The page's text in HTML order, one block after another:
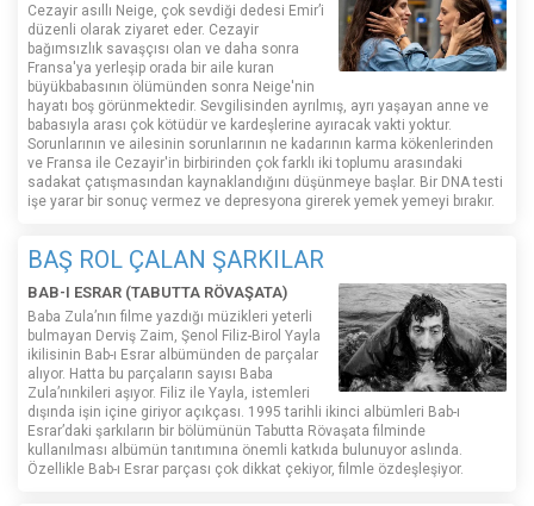
Cezayir asıllı Neige, çok sevdiği dedesi Emir’i
düzenli olarak ziyaret eder. Cezayir
bağımsızlık savaşçısı olan ve daha sonra
Fransa'ya yerleşip orada bir aile kuran
büyükbabasının ölümünden sonra Neige'nin
hayatı boş görünmektedir. Sevgilisinden ayrılmış, ayrı yaşayan anne ve
babasıyla arası çok kötüdür ve kardeşlerine ayıracak vakti yoktur.
Sorunlarının ve ailesinin sorunlarının ne kadarının karma kökenlerinden
ve Fransa ile Cezayir'in birbirinden çok farklı iki toplumu arasındaki
sadakat çatışmasından kaynaklandığını düşünmeye başlar. Bir DNA testi
işe yarar bir sonuç vermez ve depresyona girerek yemek yemeyi bırakır.
BAŞ ROL ÇALAN ŞARKILAR
BAB-I ESRAR (TABUTTA RÖVAŞATA)
Baba Zula’nın filme yazdığı müzikleri yeterli
bulmayan Derviş Zaim, Şenol Filiz-Birol Yayla
ikilisinin Bab-ı Esrar albümünden de parçalar
alıyor. Hatta bu parçaların sayısı Baba
Zula’nınkileri aşıyor. Filiz ile Yayla, istemleri
dışında işin içine giriyor açıkçası. 1995 tarihli ikinci albümleri Bab-ı
Esrar’daki şarkıların bir bölümünün Tabutta Rövaşata filminde
kullanılması albümün tanıtımına önemli katkıda bulunuyor aslında.
Özellikle Bab-ı Esrar parçası çok dikkat çekiyor, filmle özdeşleşiyor.